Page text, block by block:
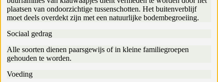
plaatsen van ondoorzichtige tussenschotten. Het buitenverblijf
moet deels overdekt zijn met een natuurlijke bodembegroeiing.
Sociaal gedrag
Alle soorten dienen paarsgewijs of in kleine familiegroepen
gehouden te worden.
Voeding